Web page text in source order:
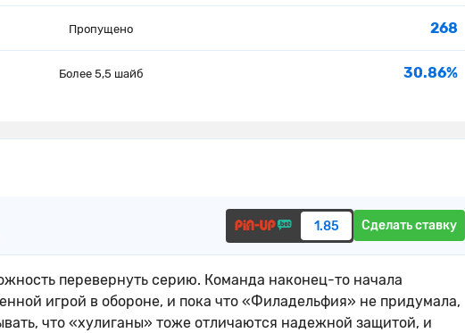
Пропущено 268
Более 5,5 шайб 30.86%
1.85 Сделать ставку
перевернуть серию. Команда наконец-то начала
игрой в обороне, и пока что «Филадельфия» не придумала,
что «хулиганы» тоже отличаются надежной защитой, и